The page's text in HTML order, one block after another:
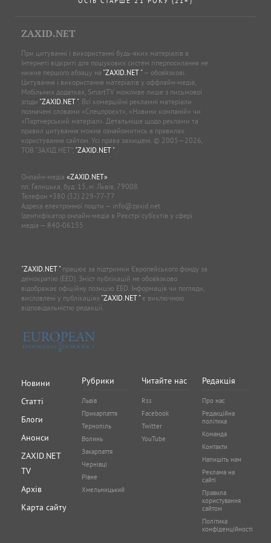
ZAXID.NET
При цитуванні і використанні будь-яких матеріалів в
Інтернеті відкриті для пошукових систем гіперпосилання не
нижче першого абзацу на "ZAXID.NET "— обов’язкові.
Цитування і використання матеріалів у оффлайн-медіа,
Мобільних додатках, SmartTV можливе лише з письмової
згоди "ZAXID.NET ". Всі комерційні рекламні матеріали
позначені словами «Спецпроєкт», «Новини компаній» чи
«Партнерський матеріал». Детальніше щодо реклами та
правил цитування можна ознайомитись в правилах
користування сайтом. Усі права захищені. © 2005—2026,
ТОВ “ЗАХІД.НЕТ”, "ZAXID.NET ".
Онлайн-медіа «ZAXID.NET»
пл. Галицька, буд. 15, м. Львів, 79008
Телефон +380 (32) 229-77-77
Адреса електронної пошти — info@zaxid.net
Ідентифікатор онлайн-медіа в Реєстрі суб'єктів у сфері
медіа — R40-06155
"ZAXID.NET "працює за підтримки Європейського фонду за
демократію (EED). Зміст публікацій не обов’язково
відображає офіційну позицію EED. Інформація чи погляди,
висловлені у публікаціях "ZAXID.NET "є виключною
відповідальністю редакції.
Новини
Статті
Блоги
Анонси
ZAXID.NET
TV
Архів
Карта сайту
Рубрики
Львів
Прикарпаття
Тернопіль
Волинь
Закарпаття
Чернівці
Рівне
Хмельницький
Читайте нас
Rss
Facebook
Twitter
YouTube
Редакція
Про нас
Редакційна
політика
Команда
Контакти
Напишіть нам
Реклама на
сайті
Правила
користування
сайтом
Політика
конфіденційності